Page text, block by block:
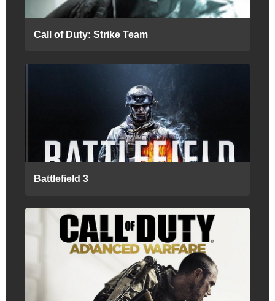
Call of Duty: Strike Team
Battlefield 3